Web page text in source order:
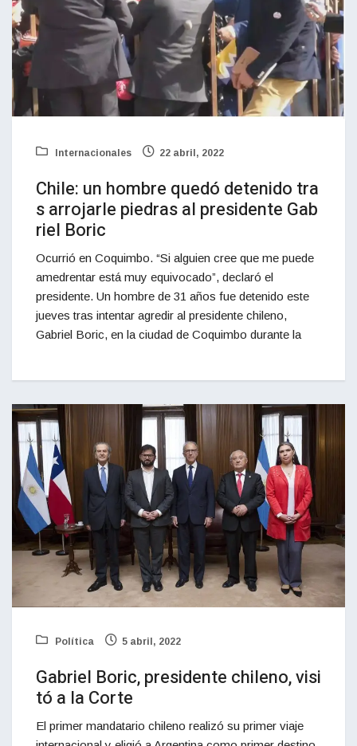
Internacionales 22 abril, 2022
Chile: un hombre quedó detenido tra
s arrojarle piedras al presidente Gab
riel Boric
Ocurrió en Coquimbo. “Si alguien cree que me puede
amedrentar está muy equivocado”, declaró el
presidente. Un hombre de 31 años fue detenido este
jueves tras intentar agredir al presidente chileno,
Gabriel Boric, en la ciudad de Coquimbo durante la
Política 5 abril, 2022
Gabriel Boric, presidente chileno, visi
tó a la Corte
El primer mandatario chileno realizó su primer viaje